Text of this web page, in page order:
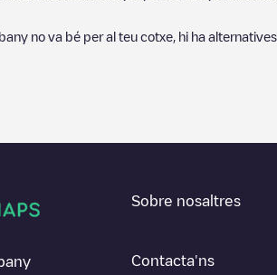
no va bé per al teu cotxe, hi ha
Sobre nosaltres
Contacta'ns